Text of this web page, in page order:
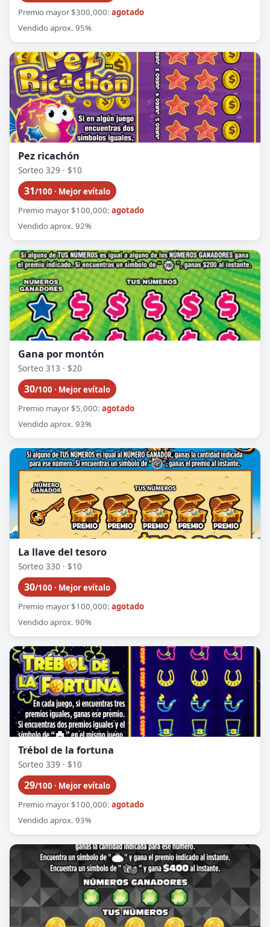
Premio mayor $300,000: agotado
Vendido aprox. 95%
Pez ricachón
Sorteo 329 · $10
31/100 · Mejor evítalo
Premio mayor $100,000: agotado
Vendido aprox. 92%
Gana por montón
Sorteo 313 · $20
30/100 · Mejor evítalo
Premio mayor $5,000: agotado
Vendido aprox. 93%
La llave del tesoro
Sorteo 330 · $10
30/100 · Mejor evítalo
Premio mayor $100,000: agotado
Vendido aprox. 90%
Trébol de la fortuna
Sorteo 339 · $10
29/100 · Mejor evítalo
Premio mayor $100,000: agotado
Vendido aprox. 93%